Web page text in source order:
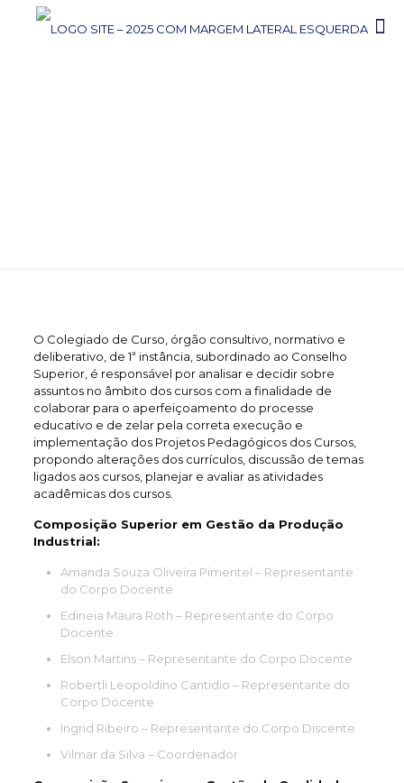
O Colegiado de Curso, órgão consultivo, normativo e
deliberativo, de 1ª instância, subordinado ao Conselho
Superior, é responsável por analisar e decidir sobre
assuntos no âmbito dos cursos com a finalidade de
colaborar para o aperfeiçoamento do processe
educativo e de zelar pela correta execução e
implementação dos Projetos Pedagógicos dos Cursos,
propondo alterações dos currículos, discussão de temas
ligados aos cursos, planejar e avaliar as atividades
acadêmicas dos cursos.
Composição Superior em Gestão da Produção
Industrial:
Amanda Souza Oliveira Pimentel – Representante
do Corpo Docente
Edineia Maura Roth – Representante do Corpo
Docente
Elson Martins – Representante do Corpo Docente
Robertli Leopoldino Cantidio – Representante do
Corpo Docente
Ingrid Ribeiro – Representante do Corpo Discente
Vilmar da Silva – Coordenador